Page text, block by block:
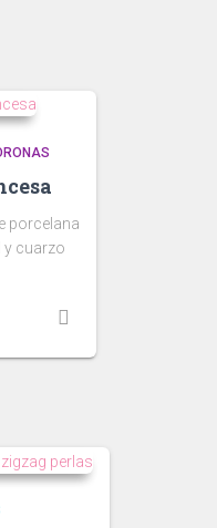
porcelana
y cuarzo